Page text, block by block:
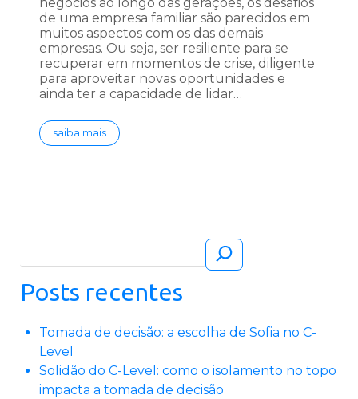
de uma empresa familiar são parecidos em
muitos aspectos com os das demais
empresas. Ou seja, ser resiliente para se
recuperar em momentos de crise, diligente
para aproveitar novas oportunidades e
ainda ter a capacidade de lidar…
saiba mais
Posts recentes
Tomada de decisão: a escolha de Sofia no C-
Level
Solidão do C-Level: como o isolamento no topo
impacta a tomada de decisão